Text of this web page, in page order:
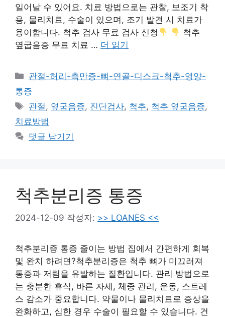
일어날 수 있어요. 치료 방법으로는 관찰, 보조기 착
용, 물리치료, 수술이 있으며, 조기 발견 시 치료가
용이합니다. 척추 검사 무료 검사 신청
척추
옆굽음증 무료 치료 … 더 읽기
카
테
리
관절-허리-측만증-뼈-연골-디스크-척추-영양-
통증
태
그
관절 , 옆굽음증, 진단검사, 척추, 척추 옆굽음증,
치료방법
댓글 남기기
척추분리증 통증
2024-12-09 작성자: >> LOANES <<
척추분리증 통증 줄이는 방법 집에서 간편하게 회복
및 완치 하려면?척추분리증은 척추 뼈가 미끄러져
통증과 저림을 유발하는 질환입니다. 관리 방법으로
는 충분한 휴식, 바른 자세, 체중 관리, 운동, 스트레
스 감소가 중요합니다. 약물이나 물리치료로 증상을
완화하고, 심한 경우 수술이 필요할 수 있습니다. 건